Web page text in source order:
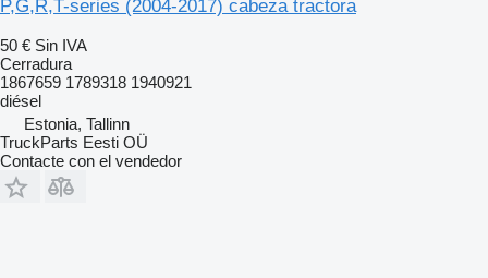
P,G,R,T-series (2004-2017) cabeza tractora
50 € Sin IVA
Cerradura
1867659 1789318 1940921
diésel
Estonia, Tallinn
TruckParts Eesti OÜ
Contacte con el vendedor